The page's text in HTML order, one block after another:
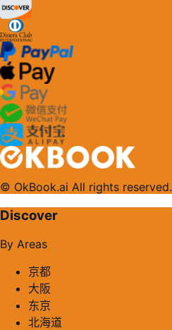
© OkBook.ai All rights reserved.
Discover
By Areas
京都
大阪
东京
北海道